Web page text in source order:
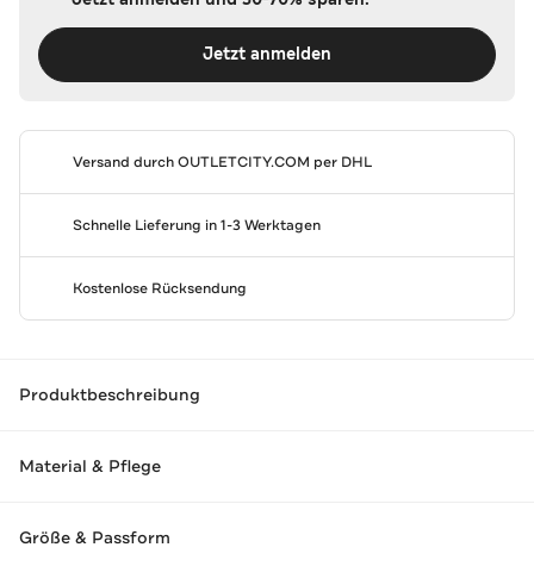
Jetzt anmelden
Versand durchOUTLETCITY.COM per DHL
Schnelle Lieferung in 1-3 Werktagen
Kostenlose Rücksendung
Produktbeschreibung
Material & Pflege
Größe & Passform